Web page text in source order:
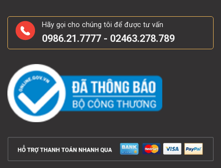
Hãy gọi cho chúng tôi để được tư vấn
0986.21.7777 - 02463.278.789